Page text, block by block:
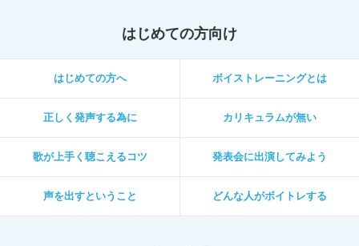
はじめての方向け
はじめての方へ ボイストレーニングとは
正しく発声する為に カリキュラムが無い
歌が上手く聴こえるコツ 発表会に出演してみよう
声を出すということ どんな人がボイトレする